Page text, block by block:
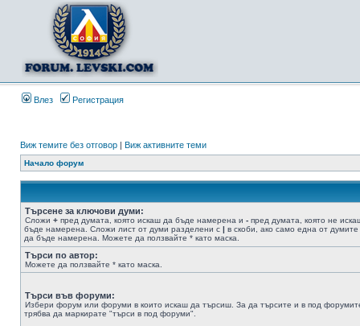
Влез Регистрация
Виж темите без отговор | Виж активните теми
Начало форум
Търсене за ключови думи:
Сложи + пред думата, която искаш да бъде намерена и - пред думата, която не
бъде намерена. Сложи лист от думи разделени с | в скоби, ако само една от думите
да бъде намерена. Можете да ползвайте * като маска.
Търси по автор:
Можете да ползвайте * като маска.
Търси във форуми:
Избери форум или форуми в които искаш да търсиш. За да търсите и в под
трябва да маркирате "търси в под форуми".